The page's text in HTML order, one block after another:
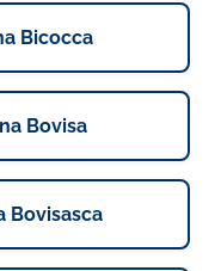
Bicocca
Bovisa
Bovisasca